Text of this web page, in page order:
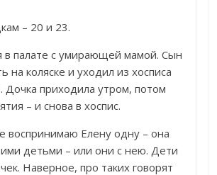
– 20 и 23.
в палате с умирающей мамой. Сын
на коляске и уходил из хосписа
Дочка приходила утром, потом
– и снова в хоспис.
воспринимаю Елену одну – она
детьми – или они с нею. Дети
Наверное, про таких говорят